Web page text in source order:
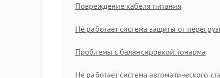
Повреждение кабеля питания
Не работает система защиты от
Проблемы с балансировкой тонарма
Не работает система автоматического